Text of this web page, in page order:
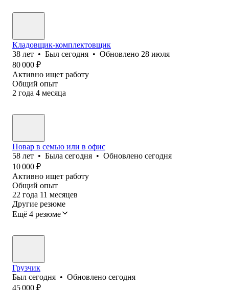
Кладовщик-комплектовщик
38 лет • Был сегодня • Обновлено 28 июля
80 000 ₽
Активно ищет работу
Общий опыт
2 года 4 месяца
Повар в семью или в офис
58 лет • Была сегодня • Обновлено сегодня
10 000 ₽
Активно ищет работу
Общий опыт
22 года 11 месяцев
Другие резюме
Ещё 4 резюме
Грузчик
Был сегодня • Обновлено сегодня
45 000 ₽